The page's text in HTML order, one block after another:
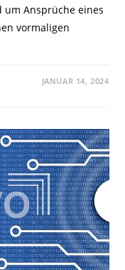
um Ansprüche eines
vormaligen
JANUAR 14, 2024